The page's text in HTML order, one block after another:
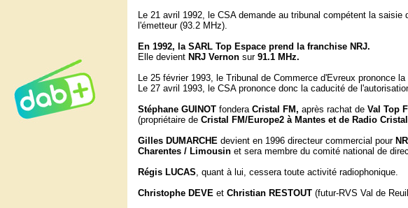
Le 21 avril 1992, le CSA demande au tribunal compétent la saisie
l'émetteur (93.2 MHz).
En 1992, la SARL Top Espace prend la franchise NRJ.
Elle devient NRJ Vernon sur 91.1 MHz.
Le 25 février 1993, le Tribunal de Commerce d'Evreux prononce
Le 27 avril 1993, le CSA prononce donc la caducité de
Stéphane GUINOT fondera Cristal FM, après rachat de Val Top
(propriétaire de Cristal FM/Europe2 à Mantes et de Radio
Gilles DUMARCHE devient en 1996 directeur commercial pour
Charentes / Limousin et sera membre du comité national de
Régis LUCAS, quant à lui, cessera toute activité radiophonique.
Christophe DEVE et Christian RESTOUT (futur-RVS Val de